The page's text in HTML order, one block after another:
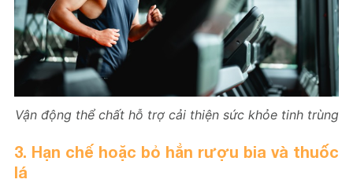
Vận động thể chất hỗ trợ cải thiện sức khỏe tinh trùng
3. Hạn chế hoặc bỏ hẳn rượu bia và thuốc
lá